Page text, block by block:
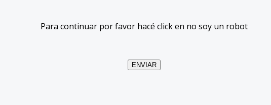
Para continuar por favor hacé click en no soy un robot